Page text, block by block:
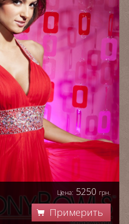
Цена: 5250 грн.
Примерить